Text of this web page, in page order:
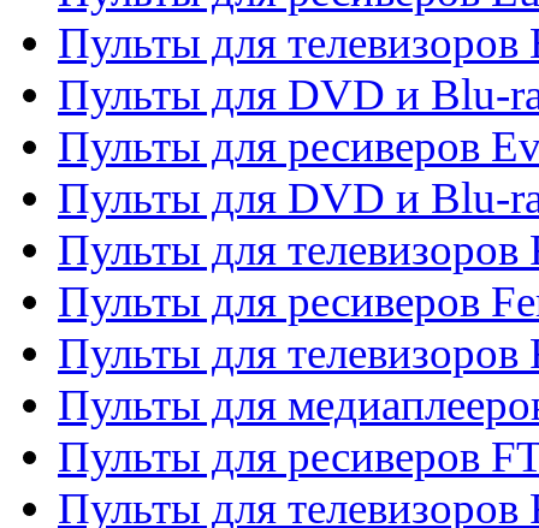
Пульты для телевизоров
Пульты для DVD и Blu-
Пульты для ресиверов
Пульты для DVD и Blu-
Пульты для телевизоров
Пульты для ресиверов
Пульты для
Пульты для
Пульты для ресиверов
Пульты для телевизоров